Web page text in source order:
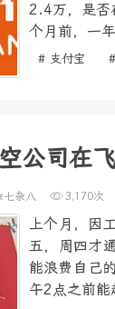
2.4万，是否
个月前，一
# 支付宝
公司在
七杂八 3,170次
上个月，因
五，周四才
能浪费自己
午2点之前